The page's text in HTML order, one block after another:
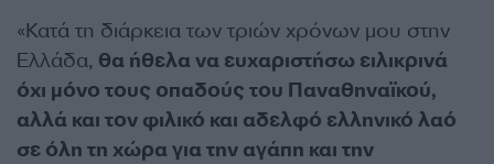
«Κατά τη διάρκεια των τριών χρόνων μου στην
Ελλάδα, θα ήθελα να ευχαριστήσω ειλικρινά
όχι μόνο τους οπαδούς του Παναθηναϊκού,
αλλά και τον φιλικό και αδελφό ελληνικό λαό
σε όλη τη χώρα για την αγάπη και την